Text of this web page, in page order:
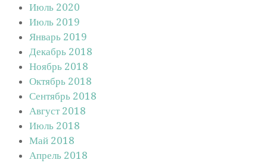
Июль 2020
Июль 2019
Январь 2019
Декабрь 2018
Ноябрь 2018
Октябрь 2018
Сентябрь 2018
Август 2018
Июль 2018
Май 2018
Апрель 2018